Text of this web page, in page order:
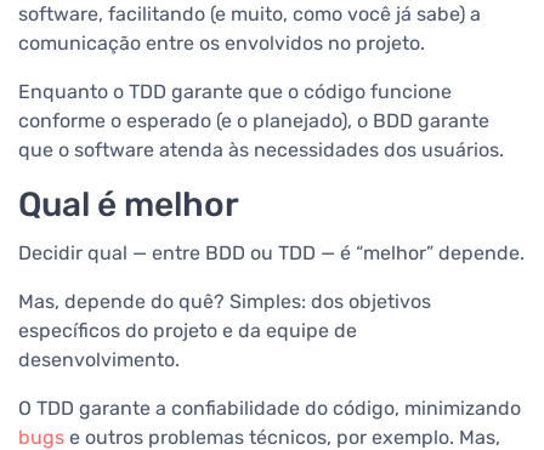
software, facilitando (e muito, como você já sabe) a
comunicação entre os envolvidos no projeto.
Enquanto o TDD garante que o código funcione
conforme o esperado (e o planejado), o BDD garante
que o software atenda às necessidades dos usuários.
Qual é melhor
Decidir qual — entre BDD ou TDD — é “melhor” depende.
Mas, depende do quê? Simples: dos objetivos
específicos do projeto e da equipe de
desenvolvimento.
O TDD garante a confiabilidade do código, minimizando
bugs e outros problemas técnicos, por exemplo. Mas,